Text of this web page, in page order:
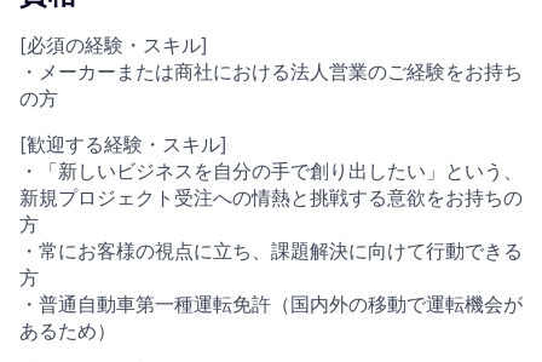
[必須の経験・スキル]
・メーカーまたは商社における法人営業のご経験をお持ち
の方
[歓迎する経験・スキル]
・「新しいビジネスを自分の手で創り出したい」という、
新規プロジェクト受注への情熱と挑戦する意欲をお持ちの
方
・常にお客様の視点に立ち、課題解決に向けて行動できる
方
・普通自動車第一種運転免許（国内外の移動で運転機会が
あるため）